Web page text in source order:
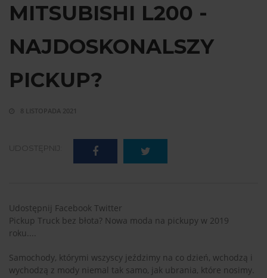
MITSUBISHI L200 -
NAJDOSKONALSZY
PICKUP?
8 LISTOPADA 2021
UDOSTĘPNIJ:
Udostępnij Facebook Twitter
Pickup Truck bez błota? Nowa moda na pickupy w 2019
roku....
Samochody, którymi wszyscy jeździmy na co dzień, wchodzą i
wychodzą z mody niemal tak samo, jak ubrania, które nosimy.